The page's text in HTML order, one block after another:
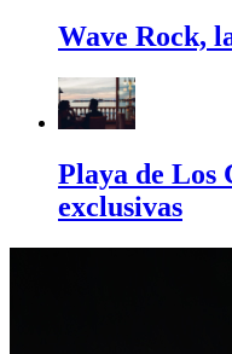
Wave Rock,
Playa de Los
exclusivas